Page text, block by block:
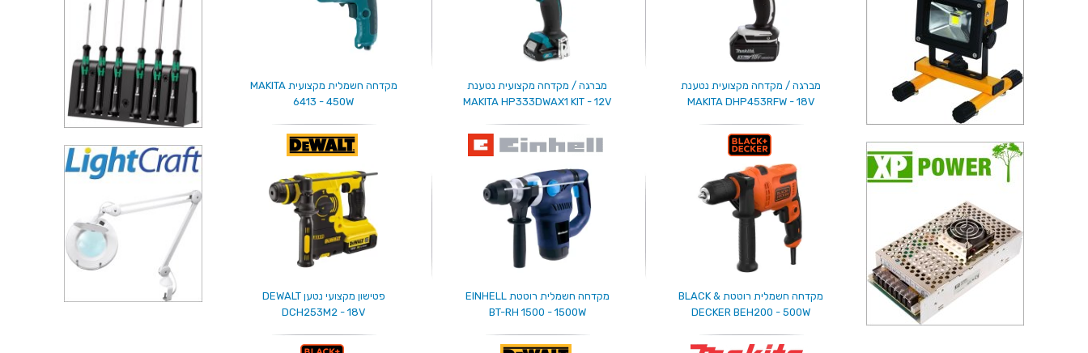
מברגה / מקדחה מקצועית נטענת
MAKITA DHP453RFW - 18V
מברגה / מקדחה מקצועית נטענת
MAKITA HP333DWAX1 KIT - 12V
מקדחה חשמלית מקצועית MAKITA
6413 - 450W
מקדחה חשמלית רוטטת BLACK &
DECKER BEH200 - 500W
מקדחה חשמלית רוטטת EINHELL
BT-RH 1500 - 1500W
פטישון מקצועי נטען DEWALT
DCH253M2 - 18V